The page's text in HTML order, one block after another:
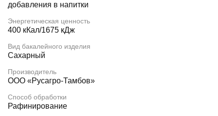
добавления в напитки
Энергетическая ценность
400 кКал/1675 кДж
Вид бакалейного изделия
Сахарный
Производитель
ООО «Русагро-Тамбов»
Способ обработки
Рафинирование